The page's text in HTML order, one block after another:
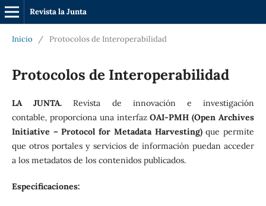
Revista la Junta
Inicio / Protocolos de Interoperabilidad
Protocolos de Interoperabilidad
LA JUNTA. Revista de innovación e investigación
contable,proporciona una interfazOAI-PMH (Open Archives
Initiative – Protocol for Metadata Harvesting)que permite
que otros portales y servicios de información puedan acceder
a los metadatos de los contenidos publicados.
Especificaciones: